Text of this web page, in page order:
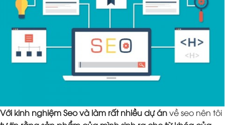
Với kinh nghiệm Seo và làm rất nhiều dự ánvề seo nên tôi